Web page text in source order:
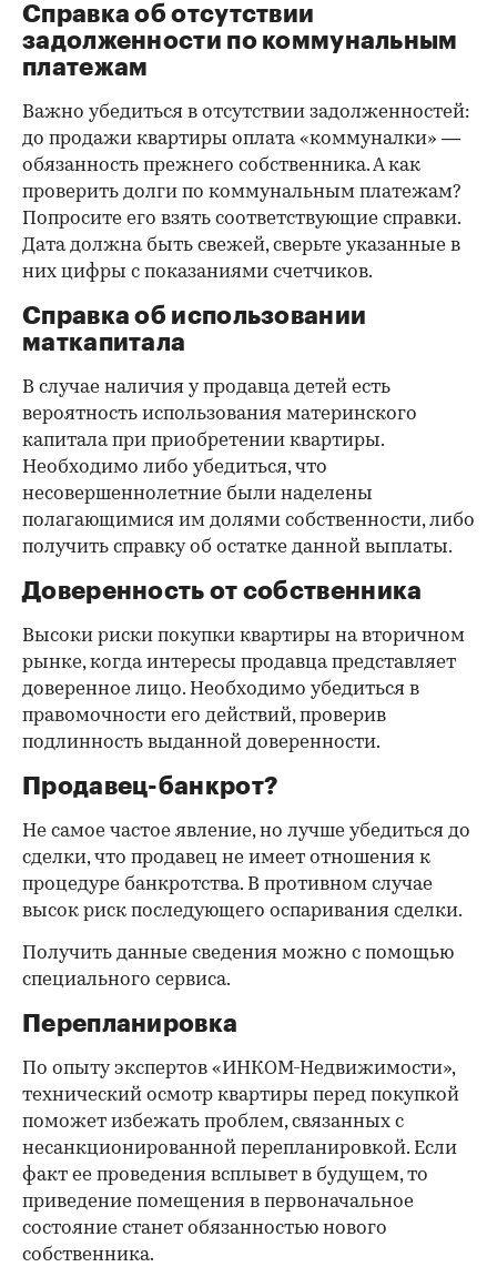
Справка об отсутствии
задолженности по коммунальным
платежам
Важно убедиться в отсутствии задолженностей:
до продажи квартиры оплата «коммуналки» —
обязанность прежнего собственника. А как
проверить долги по коммунальным платежам?
Попросите его взять соответствующие справки.
Дата должна быть свежей, сверьте указанные в
них цифры с показаниями счетчиков.
Справка об использовании
маткапитала
В случае наличия у продавца детей есть
вероятность использования материнского
капитала при приобретении квартиры.
Необходимо либо убедиться, что
несовершеннолетние были наделены
полагающимися им долями собственности, либо
получить справку об остатке данной выплаты.
Доверенность от собственника
Высоки риски покупки квартиры на вторичном
рынке, когда интересы продавца представляет
доверенное лицо. Необходимо убедиться в
правомочности его действий, проверив
подлинность выданной доверенности.
Продавец-банкрот?
Не самое частое явление, но лучше убедиться до
сделки, что продавец не имеет отношения к
процедуре банкротства. В противном случае
высок риск последующего оспаривания сделки.
Получить данные сведения можно с помощью
специального сервиса.
Перепланировка
По опыту экспертов «ИНКОМ-Недвижимости»,
технический осмотр квартиры перед покупкой
поможет избежать проблем, связанных с
несанкционированной перепланировкой. Если
факт ее проведения всплывет в будущем, то
приведение помещения в первоначальное
состояние станет обязанностью нового
собственника.